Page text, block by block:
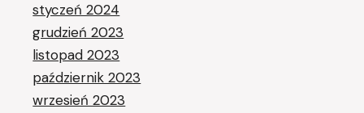
styczeń 2024
grudzień 2023
listopad 2023
październik 2023
wrzesień 2023